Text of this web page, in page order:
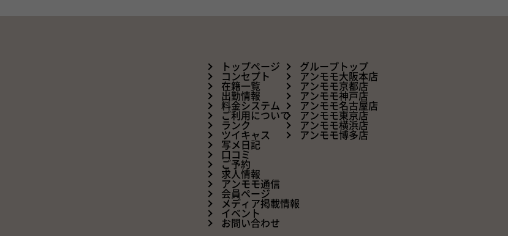
トップページ
コンセプト
在籍一覧
出勤情報
料金システム
ご利用について
ランク
ツイキャス
写メ日記
口コミ
ご予約
求人情報
アンモモ通信
会員ページ
メディア掲載情報
イベント
お問い合わせ
グループトップ
アンモモ大阪本店
アンモモ京都店
アンモモ神戸店
アンモモ名古屋店
アンモモ東京店
アンモモ横浜店
アンモモ博多店